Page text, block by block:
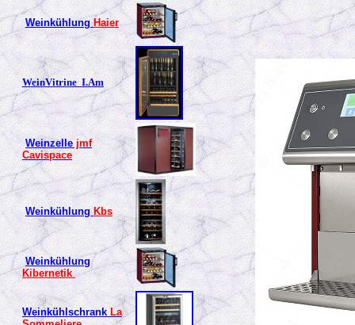
WeinkühlungHaier
WeinVitrineI.Am
Weinzellejmf
Cavispace
WeinkühlungKbs
Weinkühlung
Kibernetik
Weinkühlschrank La